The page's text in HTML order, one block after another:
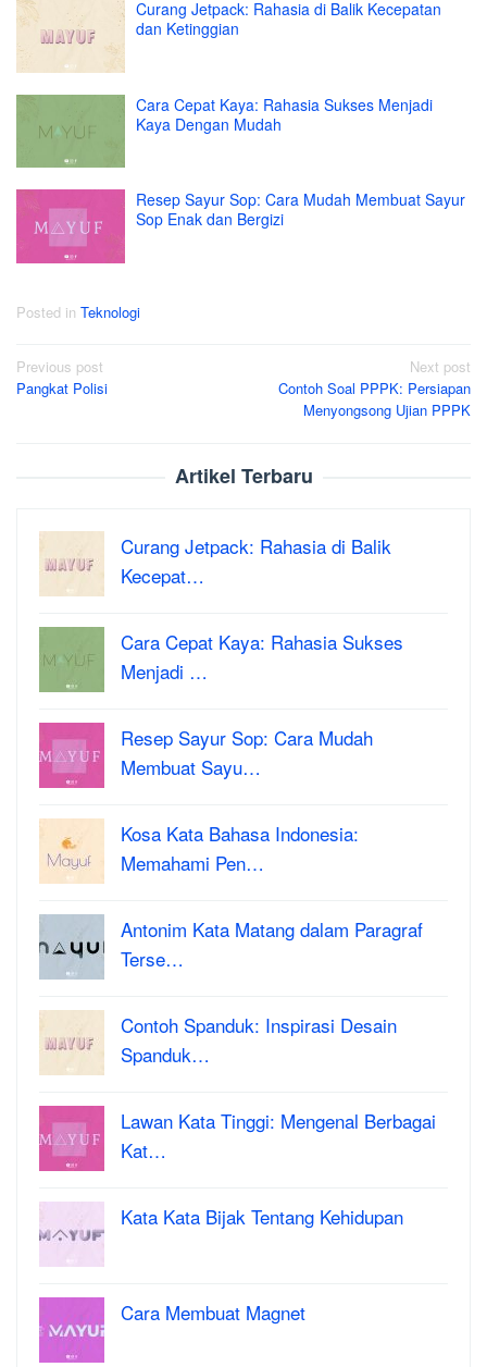
Curang Jetpack: Rahasia di Balik Kecepatan
dan Ketinggian
Cara Cepat Kaya: Rahasia Sukses Menjadi
Kaya Dengan Mudah
Resep Sayur Sop: Cara Mudah Membuat Sayur
Sop Enak dan Bergizi
Posted in Teknologi
Post
navigation
Previous post
Pangkat Polisi
Next post
Contoh Soal PPPK: Persiapan
Menyongsong Ujian PPPK
Artikel Terbaru
Curang Jetpack: Rahasia di Balik
Kecepat…
Cara Cepat Kaya: Rahasia Sukses
Menjadi …
Resep Sayur Sop: Cara Mudah
Membuat Sayu…
Kosa Kata Bahasa Indonesia:
Memahami Pen…
Antonim Kata Matang dalam Paragraf
Terse…
Contoh Spanduk: Inspirasi Desain
Spanduk…
Lawan Kata Tinggi: Mengenal Berbagai
Kat…
Kata Kata Bijak Tentang Kehidupan
Cara Membuat Magnet